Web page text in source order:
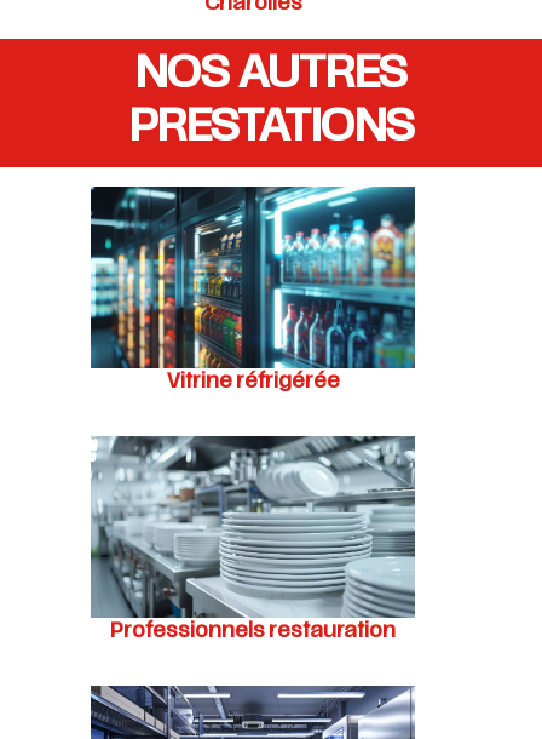
Charolles
NOS AUTRES
PRESTATIONS
Vitrine réfrigérée
Professionnels restauration